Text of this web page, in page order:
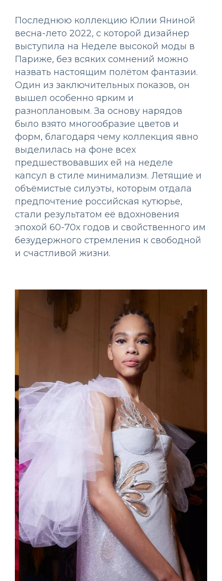
Последнюю коллекцию Юлии Яниной
весна-лето 2022, с которой дизайнер
выступила на Неделе высокой моды в
Париже, без всяких сомнений можно
назвать настоящим полётом фантазии.
Один из заключительных показов, он
вышел особенно ярким и
разноплановым. За основу нарядов
было взято многообразие цветов и
форм, благодаря чему коллекция явно
выделилась на фоне всех
предшествовавших ей на неделе
капсул в стиле минимализм. Летящие и
объёмистые силуэты, которым отдала
предпочтение российская кутюрье,
стали результатом её вдохновения
эпохой 60-70х годов и свойственного им
безудержного стремления к свободной
и счастливой жизни.